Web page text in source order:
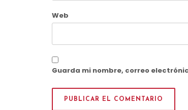
Web
Guarda mi nombre, correo